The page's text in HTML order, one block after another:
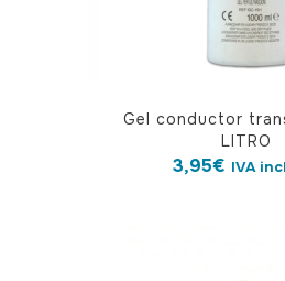
Gel conductor
LITRO
3,95€ IVA